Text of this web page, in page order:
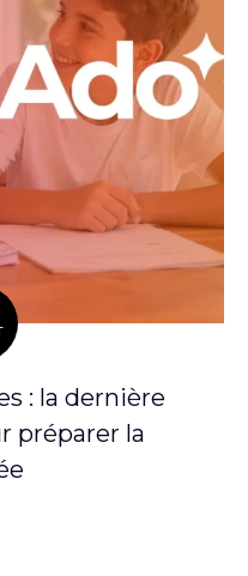
: la dernière
préparer la